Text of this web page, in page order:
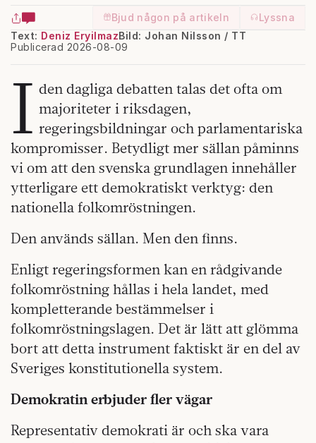
Bjud någon på artikeln
Lyssna
Text: Deniz Eryilmaz
Publicerad 2026-08-09
Bild: Johan Nilsson / TT
I den dagliga debatten talas det ofta om
majoriteter i riksdagen,
regeringsbildningar och parlamentariska
kompromisser. Betydligt mer sällan påminns
vi om att den svenska grundlagen innehåller
ytterligare ett demokratiskt verktyg: den
nationella folkomröstningen.
Den används sällan. Men den finns.
Enligt regeringsformen kan en rådgivande
folkomröstning hållas i hela landet, med
kompletterande bestämmelser i
folkomröstningslagen. Det är lätt att glömma
bort att detta instrument faktiskt är en del av
Sveriges konstitutionella system.
Demokratin erbjuder fler vägar
Representativ demokrati är och ska vara